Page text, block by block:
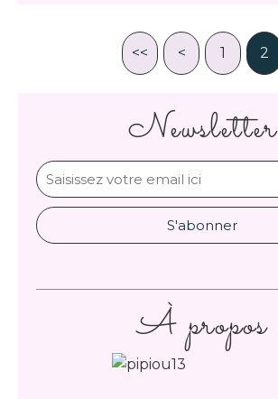
<< < 1 2
Newsletter
À propos